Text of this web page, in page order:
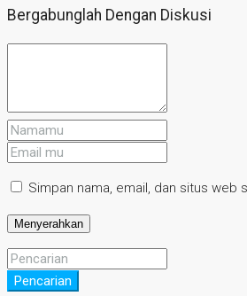
Bergabunglah Dengan Diskusi
Simpan nama, email, dan situs web
Pencarian